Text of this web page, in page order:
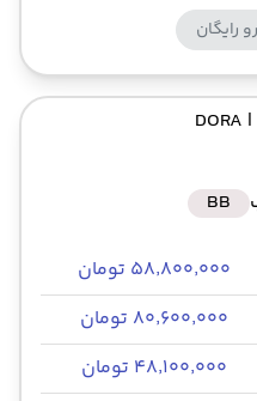
رایگان
| DORA
BB
۵۸٬۸۰۰٬۰۰۰ تومان
۸۰٬۶۰۰٬۰۰۰ تومان
۴۸٬۱۰۰٬۰۰۰ تومان